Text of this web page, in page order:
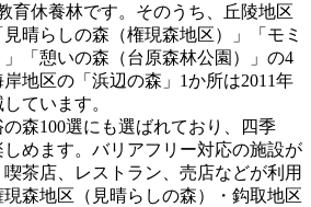
育休養林です。そのうち、丘陵地区
晴らしの森（権現森地区）」「モミ
「憩いの森（台原森林公園）」の4
地区の「浜辺の森」1か所は2011年
ています。
森100選にも選ばれており、四季
めます。バリアフリー対応の施設が
茶店、レストラン、売店などが利用
森地区（見晴らしの森）・鈎取地区